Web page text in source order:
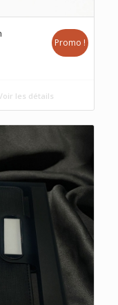
Promo !
les détails